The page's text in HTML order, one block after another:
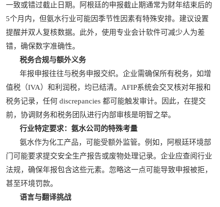
一致或错过截止日期。阿根廷的申报截止期通常为财年结束后的
5个月内，但氨水行业可能因季节性因素有特殊安排。建议设置
提醒并双人复核数据。此外，使用专业会计软件可减少人为差
错，确保数字准确性。
税务合规与额外义务
年报申报往往与税务申报交织。企业需确保所有税务，如增
值税（IVA）和利润税，均已结清。AFIP系统会交叉核对年报和
税务记录，任何 discrepancies 都可能触发审计。因此，在提交
前，协调财务和税务团队进行内部审核是明智之举。
行业特定要求：氨水公司的特殊考量
氨水作为化工产品，可能受额外监管。例如，阿根廷环境部
门可能要求提交安全生产报告或废物处理记录。企业应查阅行业
法规，确保年报包含这些元素。忽略这一点可能导致申报被拒，
甚至环境罚款。
语言与翻译挑战